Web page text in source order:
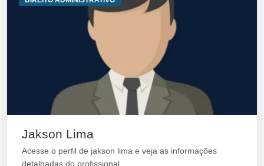
Jakson Lima
Acesse o perfil de jakson lima e veja as informações
detalhadas do profissional.